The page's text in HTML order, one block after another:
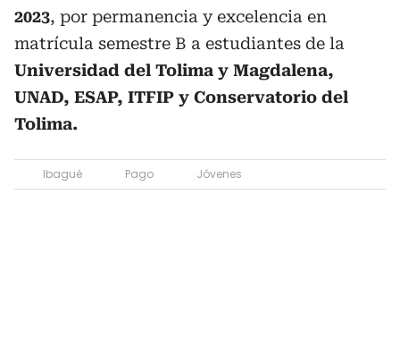
2023, por permanencia y excelencia en
matrícula semestre B a estudiantes de la
Universidad del Tolima y Magdalena,
UNAD, ESAP, ITFIP y Conservatorio del
Tolima.
Ibagué Pago Jóvenes